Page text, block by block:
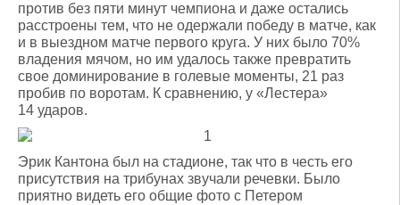
против без пяти минут чемпиона и даже остались
расстроены тем, что не одержали победу в матче, как
и в выездном матче первого круга. У них было 70%
владения мячом, но им удалось также превратить
свое доминирование в голевые моменты, 21 раз
пробив по воротам. К сравнению, у «Лестера»
14 ударов.
Эрик Кантона был на стадионе, так что в честь его
присутствия на трибунах звучали речевки. Было
приятно видеть его общие фото с Петером